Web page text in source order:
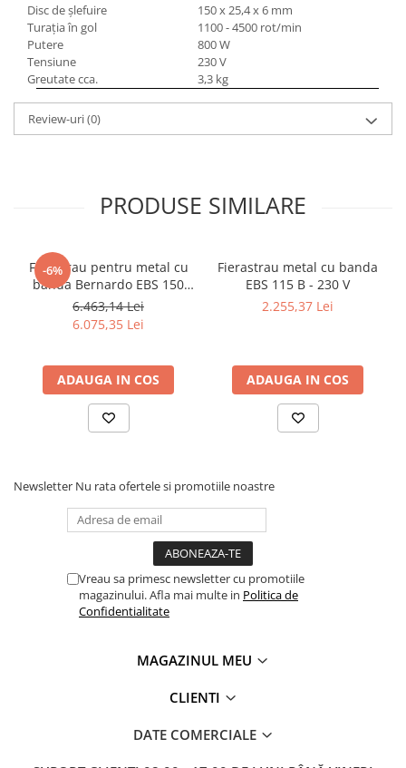
Exhaustor pentru aschii metal
Masini de gaurit cu talpa
magnetica
Instalatii de spalare a pieselor
Accesorii prelucrare metal
Falci pentru 4 bacuri PS4/ PO4
Fălcile pentru 3-bacuri DK11
Fălcile pentru 4-bacuri DK12
Mandrine independente
Mandrină cu 3 fălci din fontă
Mandrină cu 4 fălci din fontă
Mandrină cu 4 fălci din otel
Seturi de unelte pentru strungarie
Elemente de prindere mecanică
Menghine
Mese rotative / mese inclinabile /
Papusa mobila / con de centrare
Bloc ecartament, masurare și
Disc de şlefuire
150 x 25,4 x 6 mm
Turaţia în gol
1100 - 4500 rot/min
Putere
800 W
Tensiune
230 V
Greutate cca.
3,3 kg
Review-uri(0)
PRODUSE SIMILARE
-6%
Ferastrau pentru metal cu
banda Bernardo EBS 150
GC
6.463,14 Lei
6.075,35 Lei
ADAUGA IN COS
Fierastrau metal cu banda
EBS 115 B - 230 V
2.255,37 Lei
ADAUGA IN COS
Newsletter Nu rata ofertele si promotiile noastre
Vreau sa primesc newsletter cu promotiile
magazinului. Afla mai multe in Politica de
Confidentialitate
MAGAZINUL MEU
CLIENTI
DATE COMERCIALE